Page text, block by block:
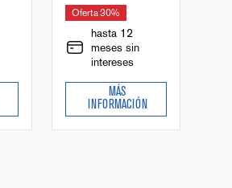
Oferta30%
hasta 12
meses sin
intereses
MÁS
INFORMACIÓN